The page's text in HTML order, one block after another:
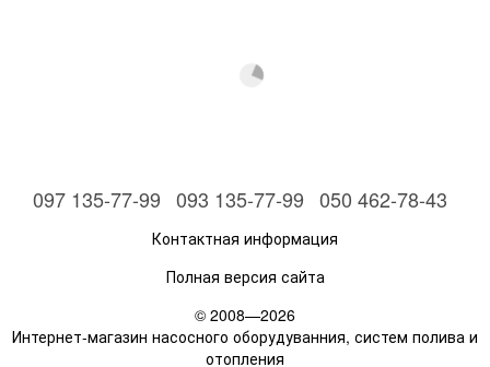
097 135-77-99 093 135-77-99 050 462-78-43
Контактная информация
Полная версия сайта
© 2008—2026
Интернет-магазин насосного оборудуванния, систем полива и
отопления